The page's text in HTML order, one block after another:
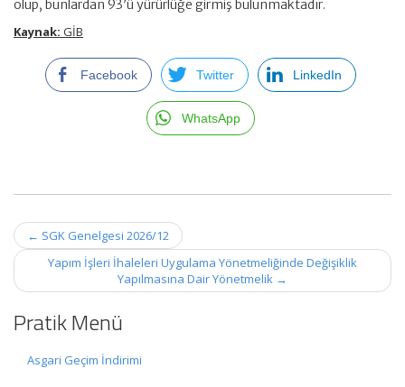
olup, bunlardan 93’ü yürürlüğe girmiş bulunmaktadır.
Kaynak: GİB
Facebook Twitter LinkedIn
WhatsApp
Post
navigation
← SGK Genelgesi 2026/12
Yapım İşleri İhaleleri Uygulama Yönetmeliğinde Değişiklik
Yapılmasına Dair Yönetmelik →
Pratik Menü
Asgari Geçim İndirimi